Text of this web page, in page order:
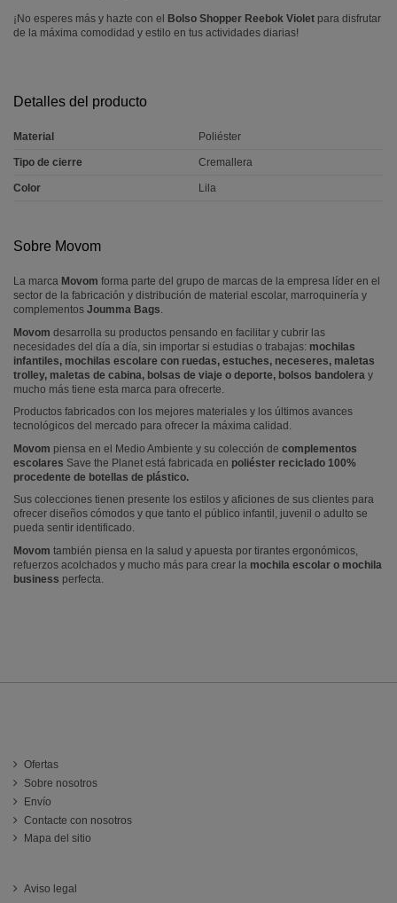
¡No esperes más y hazte con el Bolso Shopper Reebok Violet para disfrutar
de la máxima comodidad y estilo en tus actividades diarias!
Detalles del producto
Material Poliéster
Tipo de cierre Cremallera
Color Lila
Sobre Movom
La marca Movom forma parte del grupo de marcas de la empresa líder en el
sector de la fabricación y distribución de material escolar, marroquinería y
complementos Joumma Bags.
Movom desarrolla su productos pensando en facilitar y cubrir las
necesidades del día a día, sin importar si estudias o trabajas: mochilas
infantiles, mochilas escolare con ruedas, estuches, neceseres, maletas
trolley, maletas de cabina, bolsas de viaje o deporte, bolsos bandolera y
mucho más tiene esta marca para ofrecerte.
Productos fabricados con los mejores materiales y los últimos avances
tecnológicos del mercado para ofrecer la máxima calidad.
Movom piensa en el Medio Ambiente y su colección de complementos
escolares Save the Planet está fabricada en poliéster reciclado 100%
procedente de botellas de plástico.
Sus colecciones tienen presente los estilos y aficiones de sus clientes para
ofrecer diseños cómodos y que tanto el público infantil, juvenil o adulto se
pueda sentir identificado.
Movom también piensa en la salud y apuesta por tirantes ergonómicos,
refuerzos acolchados y mucho más para crear la mochila escolar o mochila
business perfecta.
Ofertas
Sobre nosotros
Envío
Contacte con nosotros
Mapa del sitio
Aviso legal